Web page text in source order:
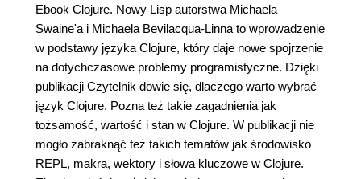
Ebook Clojure. Nowy Lisp autorstwa Michaela
Swaine'a i Michaela Bevilacqua-Linna to wprowadzenie
w podstawy języka Clojure, który daje nowe spojrzenie
na dotychczasowe problemy programistyczne. Dzięki
publikacji Czytelnik dowie się, dlaczego warto wybrać
język Clojure. Pozna też takie zagadnienia jak
tożsamość, wartość i stan w Clojure. W publikacji nie
mogło zabraknąć też takich tematów jak środowisko
REPL, makra, wektory i słowa kluczowe w Clojure.